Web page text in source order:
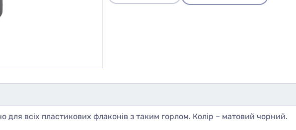
для всіх пластикових флаконів з таким горлом. Колір – матовий чорний.